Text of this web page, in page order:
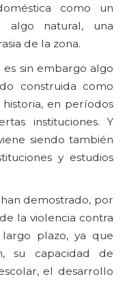
como un
algo natural, una
de la zona.
es sin embargo algo
construida como
en períodos
instituciones. Y
siendo también
y estudios
demostrado, por
la violencia contra
plazo, ya que
su capacidad de
el desarrollo